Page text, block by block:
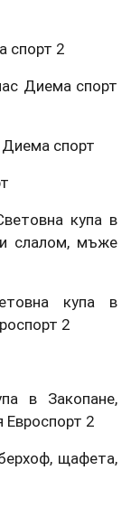
спорт 2
Диема спорт
спорт
купа в
слалом, мъже
купа в
2
в Закопане,
2
щафета,